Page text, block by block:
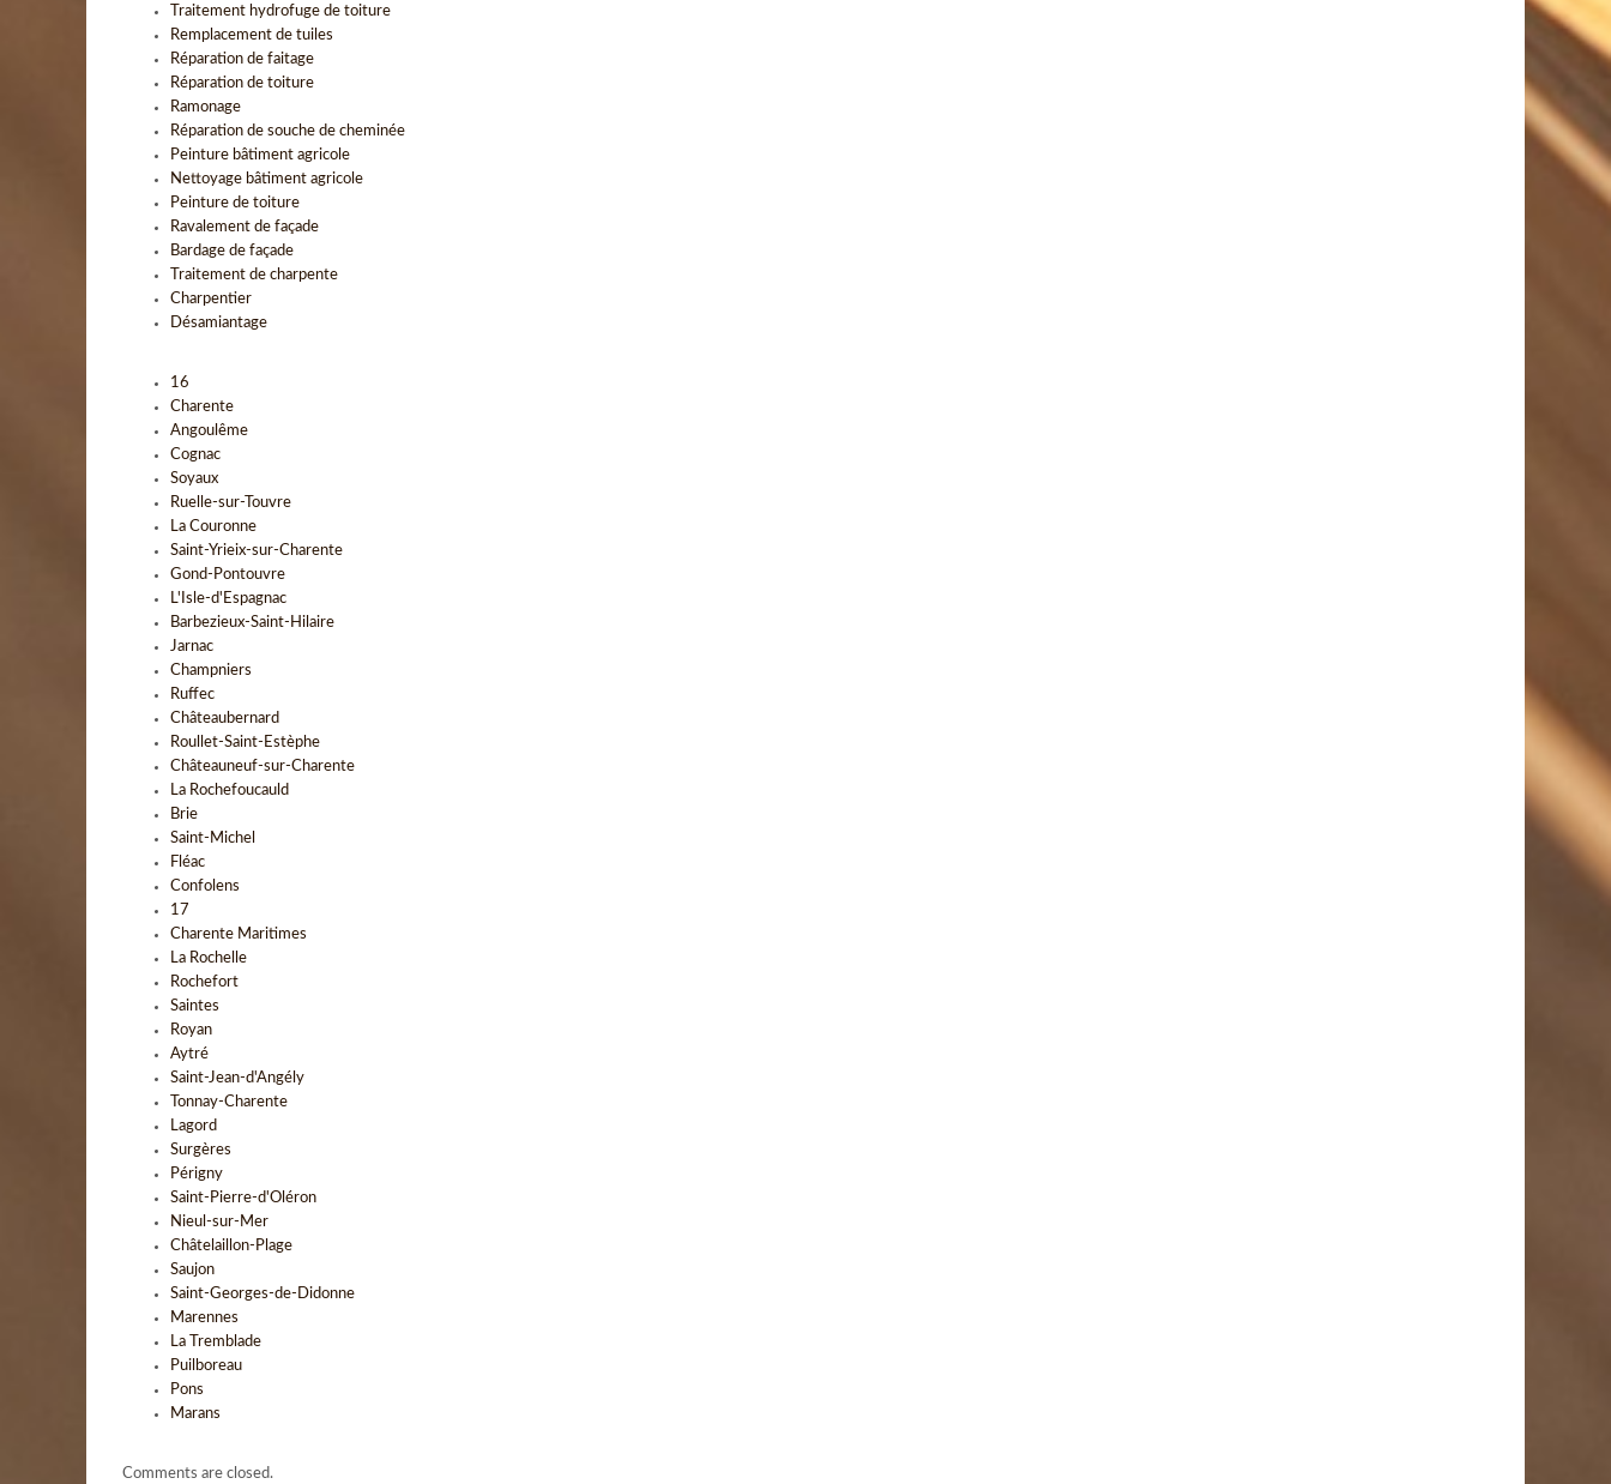
Traitement hydrofuge de toiture
Remplacement de tuiles
Réparation de faitage
Réparation de toiture
Ramonage
Réparation de souche de cheminée
Peinture bâtiment agricole
Nettoyage bâtiment agricole
Peinture de toiture
Ravalement de façade
Bardage de façade
Traitement de charpente
Charpentier
Désamiantage
16
Charente
Angoulême
Cognac
Soyaux
Ruelle-sur-Touvre
La Couronne
Saint-Yrieix-sur-Charente
Gond-Pontouvre
L'Isle-d'Espagnac
Barbezieux-Saint-Hilaire
Jarnac
Champniers
Ruffec
Châteaubernard
Roullet-Saint-Estèphe
Châteauneuf-sur-Charente
La Rochefoucauld
Brie
Saint-Michel
Fléac
Confolens
17
Charente Maritimes
La Rochelle
Rochefort
Saintes
Royan
Aytré
Saint-Jean-d'Angély
Tonnay-Charente
Lagord
Surgères
Périgny
Saint-Pierre-d'Oléron
Nieul-sur-Mer
Châtelaillon-Plage
Saujon
Saint-Georges-de-Didonne
Marennes
La Tremblade
Puilboreau
Pons
Marans
Comments are closed.